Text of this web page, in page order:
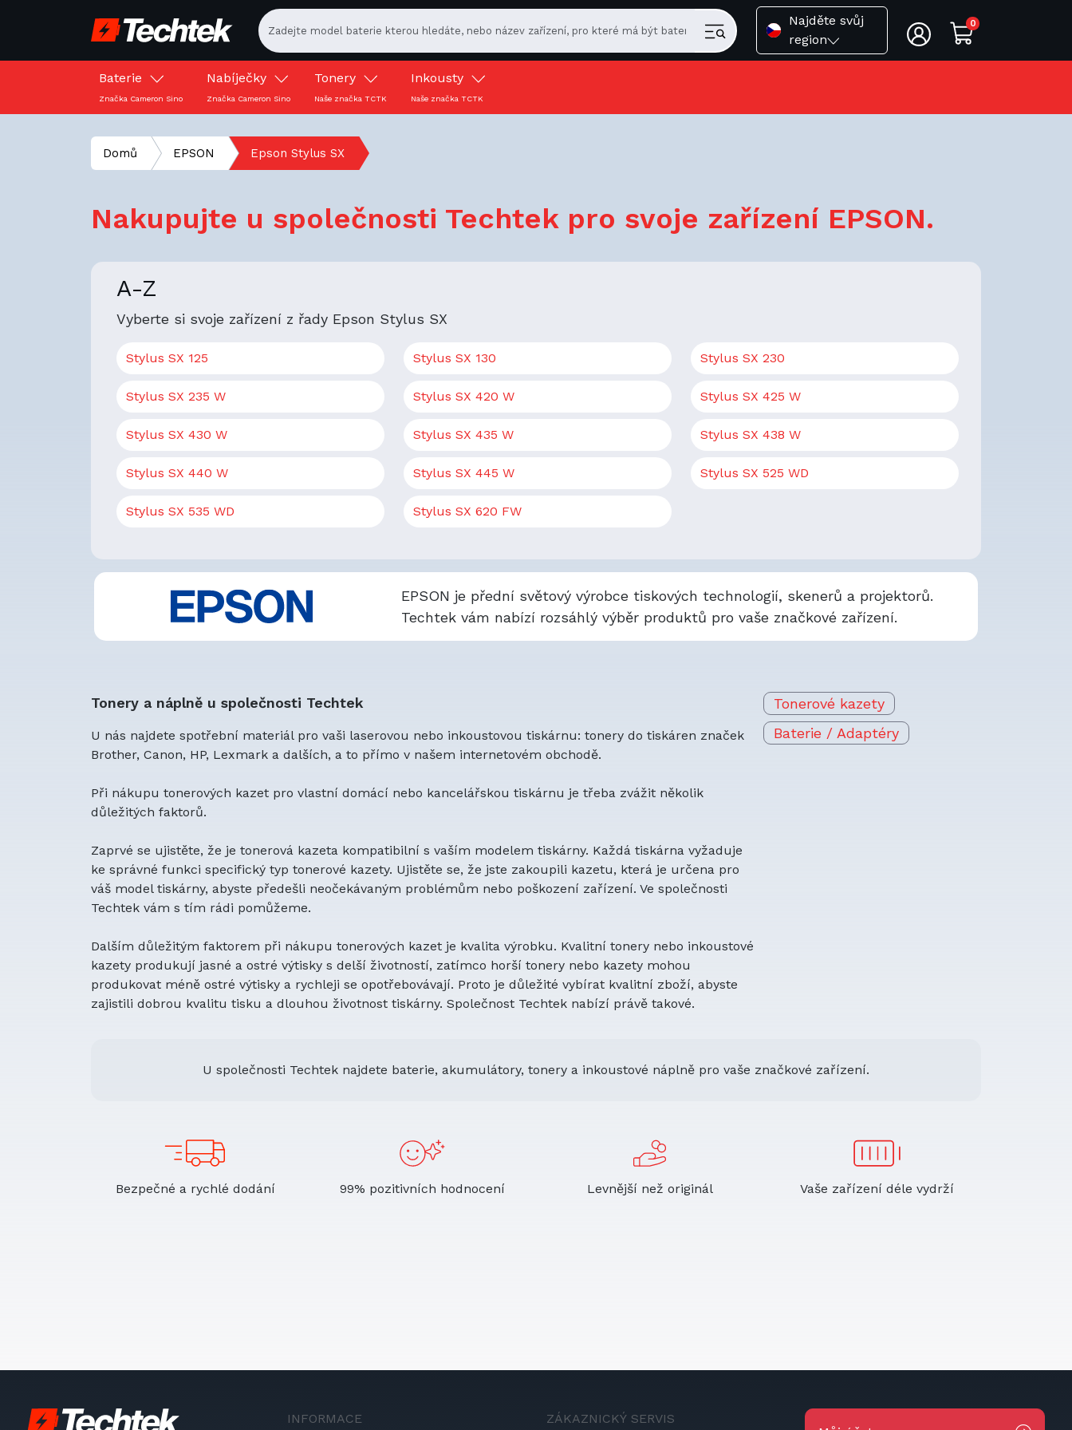
Najděte svůj
region
0
Baterie
Značka Cameron Sino
Nabíječky
Značka Cameron Sino
Tonery
Naše značka TCTK
Inkousty
Naše značka TCTK
Domů EPSON Epson Stylus SX
Nakupujte u společnosti Techtek pro svoje zařízení EPSON.
A-Z
Vyberte si svoje zařízení z řady Epson Stylus SX
Stylus SX 125 Stylus SX 130 Stylus SX 230
Stylus SX 235 W Stylus SX 420 W Stylus SX 425 W
Stylus SX 430 W Stylus SX 435 W Stylus SX 438 W
Stylus SX 440 W Stylus SX 445 W Stylus SX 525 WD
Stylus SX 535 WD Stylus SX 620 FW
EPSON je přední světový výrobce tiskových technologií, skenerů a projektorů.
Techtek vám nabízí rozsáhlý výběr produktů pro vaše značkové zařízení.
Tonery a náplně u společnosti Techtek
U nás najdete spotřební materiál pro vaši laserovou nebo inkoustovou tiskárnu: tonery do tiskáren značek
Brother, Canon, HP, Lexmark a dalších, a to přímo v našem internetovém obchodě.
Při nákupu tonerových kazet pro vlastní domácí nebo kancelářskou tiskárnu je třeba zvážit několik
důležitých faktorů.
Zaprvé se ujistěte, že je tonerová kazeta kompatibilní s vaším modelem tiskárny. Každá tiskárna vyžaduje
ke správné funkci specifický typ tonerové kazety. Ujistěte se, že jste zakoupili kazetu, která je určena pro
váš model tiskárny, abyste předešli neočekávaným problémům nebo poškození zařízení. Ve společnosti
Techtek vám s tím rádi pomůžeme.
Dalším důležitým faktorem při nákupu tonerových kazet je kvalita výrobku. Kvalitní tonery nebo inkoustové
kazety produkují jasné a ostré výtisky s delší životností, zatímco horší tonery nebo kazety mohou
produkovat méně ostré výtisky a rychleji se opotřebovávají. Proto je důležité vybírat kvalitní zboží, abyste
zajistili dobrou kvalitu tisku a dlouhou životnost tiskárny. Společnost Techtek nabízí právě takové.
Tonerové kazety
Baterie / Adaptéry
U společnosti Techtek najdete baterie, akumulátory, tonery a inkoustové náplně pro vaše značkové zařízení.
Bezpečné a rychlé dodání 99% pozitivních hodnocení Levnější než originál Vaše zařízení déle vydrží
INFORMACE
ZÁKAZNICKÝ SERVIS